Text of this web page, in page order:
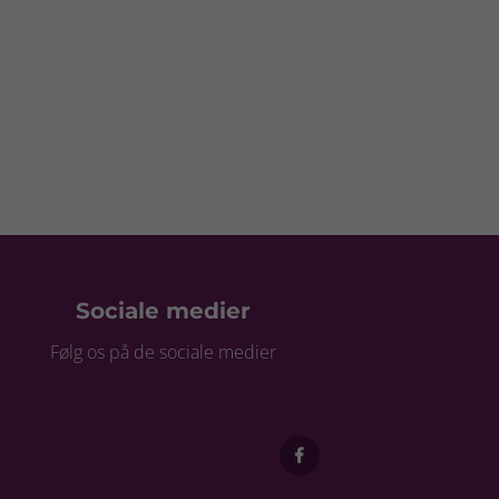
Sociale medier
Følg os på de sociale medier